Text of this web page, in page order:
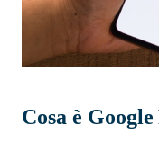
Cosa è